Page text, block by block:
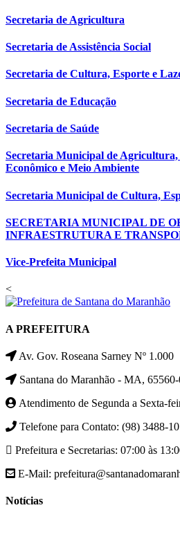
Secretaria de Agricultura
Secretaria de Assistência Social
Secretaria de Cultura, Esporte e
Secretaria de Educação
Secretaria de Saúde
Secretaria Municipal de Agricultura,
Econômico e Meio Ambiente
Secretaria Municipal de Cultura,
SECRETARIA MUNICIPAL DE
INFRAESTRUTURA E
Vice-Prefeita Municipal
<
A PREFEITURA
Av. Gov. Roseana Sarney Nº 1.000
Santana do Maranhão - MA,
Atendimento de Segunda a Sexta-
Telefone para Contato: (98) 3488-
Prefeitura e Secretarias: 07:00 às
E-Mail:
Notícias